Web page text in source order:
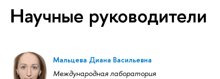
Научные руководители
Мальцева Диана Васильевна
Международная лаборатория